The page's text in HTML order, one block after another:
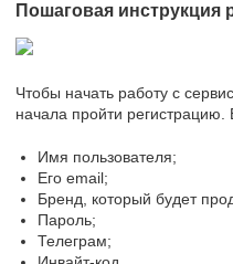
Пошаговая инструкция
Чтобы начать работу с
начала пройти
Имя пользователя;
Его email;
Бренд, который будет
Пароль;
Телеграм;